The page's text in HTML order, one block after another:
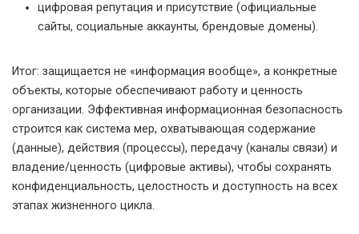
цифровая репутация и присутствие (официальные
сайты, социальные аккаунты, брендовые домены).
Итог: защищается не «информация вообще», а конкретные
объекты, которые обеспечивают работу и ценность
организации. Эффективная информационная безопасность
строится как система мер, охватывающая содержание
(данные), действия (процессы), передачу (каналы связи) и
владение/ценность (цифровые активы), чтобы сохранять
конфиденциальность, целостность и доступность на всех
этапах жизненного цикла.